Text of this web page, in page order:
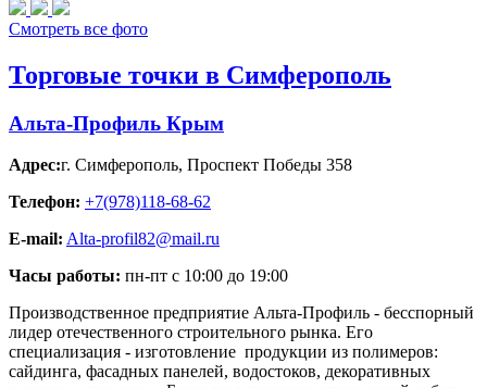
Смотреть все фото
Торговые точки в Симферополь
Альта-Профиль Крым
Адрес:г. Симферополь, Проспект Победы 358
Телефон: +7(978)118-68-62
E-mail: Alta-profil82@mail.ru
Часы работы: пн-пт с 10:00 до 19:00
Производственное предприятие Альта-Профиль - бесспорный
лидер отечественного строительного рынка. Его
специализация - изготовление продукции из полимеров:
сайдинга, фасадных панелей, водостоков, декоративных